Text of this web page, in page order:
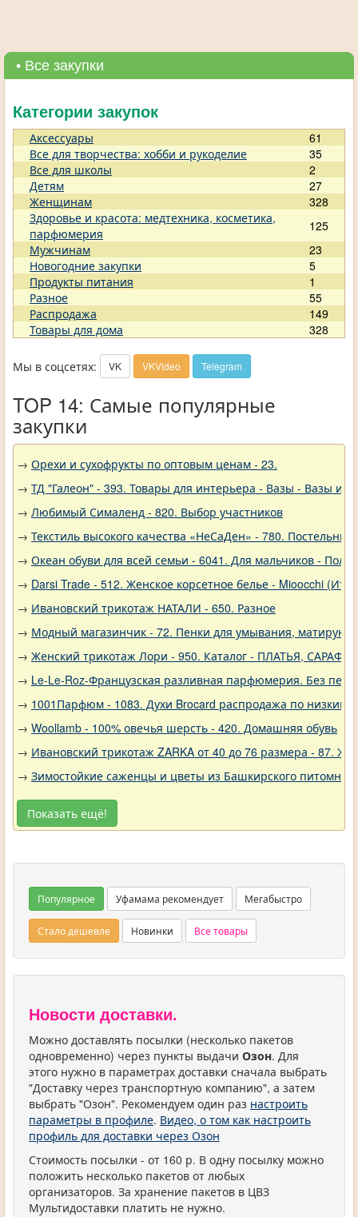
• Все закупки
Категории закупок
Аксессуары
61
Все для творчества: хобби и рукоделие
35
Все для школы
2
Детям
27
Женщинам
328
Здоровье и красота: медтехника, косметика,
парфюмерия
125
Мужчинам
23
Новогодние закупки
5
Продукты питания
1
Разное
55
Распродажа
149
Товары для дома
328
Мы в соцсетях: VK VKVideo Telegram
TOP 14: Самые популярные
закупки
→ Орехи и сухофрукты по оптовым ценам - 23.
→ ТД "Галеон" - 393. Товары для интерьера - Вазы - Вазы из
→ Любимый Сималенд - 820. Выбор участников
→ Текстиль высокого качества «НеСаДен» - 780.
→ Океан обуви для всей семьи - 6041. Для мальчиков -
→ Darsi Trade - 512. Женское корсетное белье - Mioocchi
→ Ивановский трикотаж НАТАЛИ - 650. Разное
→ Модный магазинчик - 72. Пенки для умывания,
→ Женский трикотаж Лори - 950. Каталог - ПЛАТЬЯ,
→ Le-Le-Roz-Французская разливная парфюмерия. Без
→ 1001Парфюм - 1083. Духи Brocard распродажа по низким
→ Woollamb - 100% овечья шерсть - 420. Домашняя обувь
→ Ивановский трикотаж ZARKA от 40 до 76 размера - 87.
→ Зимостойкие саженцы и цветы из Башкирского
Показать ещё!
Популярное Уфамама рекомендует Мегабыстро
Стало дешевле Новинки Все товары
Новости доставки.
Можно доставлять посылки (несколько пакетов
одновременно) через пункты выдачи Озон. Для
этого нужно в параметрах доставки сначала выбрать
"Доставку через транспортную компанию", а затем
выбрать "Озон". Рекомендуем один раз настроить
параметры в профиле. Видео, о том как настроить
профиль для доставки через Озон
Стоимость посылки - от 160 р. В одну посылку можно
положить несколько пакетов от любых
организаторов. За хранение пакетов в ЦВЗ
Мультидоставки платить не нужно.